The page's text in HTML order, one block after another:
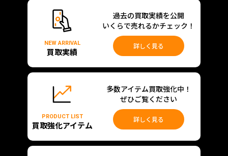
NEW ARRIVAL
買取実績
過去の買取実績を公開
いくらで売れるかチェック！
詳しく見る
PRODUCT LIST
買取強化アイテム
多数アイテム買取強化中！
ぜひご覧ください
詳しく見る